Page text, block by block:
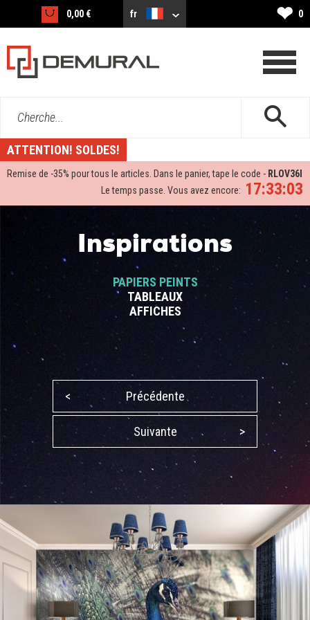
0,00 € fr ❤ 0
Cherche...
ATTENTION! SOLDES!
Remise de -35% pour tous le articles. Dans le panier, tape le code - RLOV36I
17:33:02
Le temps passe. Vous avez encore:
Inspirations
PAPIERS PEINTS
TABLEAUX
AFFICHES
< Précédente
Suivante >